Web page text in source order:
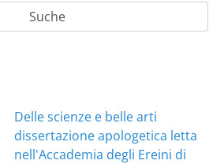
Delle scienze e belle arti
dissertazione apologetica letta
nell'Accademia degli Ereini di